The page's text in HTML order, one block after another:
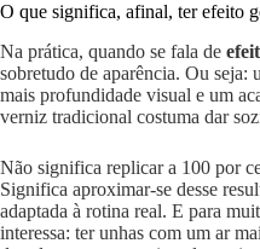
O que significa, afinal, ter efeito
Na prática, quando se fala de
sobretudo de aparência. Ou seja:
mais profundidade visual e um
verniz tradicional costuma dar
Não significa replicar a 100 por
Significa aproximar-se desse
adaptada à rotina real. E para
interessa: ter unhas com um ar